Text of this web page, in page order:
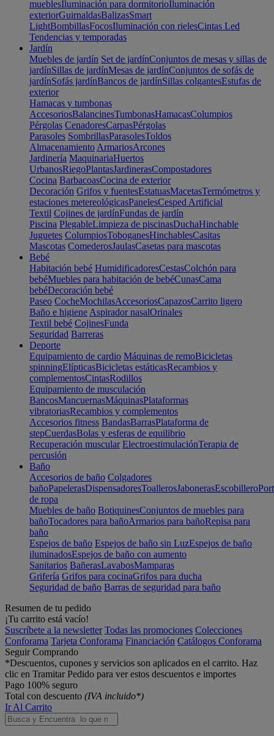
mueblesIluminación para dormitorioIluminación
exteriorGuirnaldasBalizasSmart
LightBombillasFocosIluminación con rielesCintas Led
Tendencias y temporadas
Jardín
Muebles de jardín Set de jardínConjuntos de mesas y sillas de
jardínSillas de jardínMesas de jardínConjuntos de sofás de
jardínSofás jardínBancos de jardínSillas colgantesEstufas de
exterior
Hamacas y tumbonas
AccesoriosBalancinesTumbonasHamacasColumpios
Pérgolas CenadoresCarpasPérgolas
Parasoles SombrillasParasolesToldos
Almacenamiento ArmariosArcones
Jardinería MaquinariaHuertos
UrbanosRiegoPlantasJardinerasCompostadores
Cocina BarbacoasCocina de exterior
Decoración Grifos y fuentesEstatuasMacetasTermómetros y
estaciones metereológicasPanelesCesped Artificial
Textil Cojines de jardínFundas de jardín
Piscina PlegableLimpieza de piscinasDuchaHinchable
Juguetes ColumpiosToboganesHinchablesCasitas
Mascotas ComederosJaulasCasetas para mascotas
Bebé
Habitación bebé HumidificadoresCestasColchón para
bebéMuebles para habitación de bebéCunasCama
bebéDecoración bebé
Paseo CocheMochilasAccesoriosCapazosCarrito ligero
Baño e higiene Aspirador nasalOrinales
Textil bebé CojinesFunda
Seguridad Barreras
Deporte
Equipamiento de cardio Máquinas de remoBicicletas
spinningElípticasBicicletas estáticasRecambios y
complementosCintasRodillos
Equipamiento de musculación
BancosMancuernasMáquinasPlataformas
vibratoriasRecambios y complementos
Accesorios fitness BandasBarrasPlataforma de
stepCuerdasBolas y esferas de equilibrio
Recuperación muscular ElectroestimulaciónTerapia de
percusión
Baño
Accesorios de baño Colgadores
bañoPapelerasDispensadoresToallerosJabonerasEscobillero
de ropa
Muebles de baño BotiquinesConjuntos de muebles para
bañoTocadores para bañoArmarios para bañoRepisa para
baño
Espejos de baño Espejos de baño sin LuzEspejos de baño
iluminadosEspejos de baño con aumento
Sanitarios BañerasLavabosMamparas
Grifería Grifos para cocinaGrifos para ducha
Seguridad de baño Barras de seguridad para baño
Resumen de tu pedido
¡Tu carrito está vacío!
Suscríbete a la newsletter Todas las promociones Colecciones
Conforama Tarjeta Conforama Financiación Catálogos Conforama
Seguir Comprando
*Descuentos, cupones y servicios son aplicados en el carrito. Haz
clic en Tramitar Pedido para ver estos descuentos e importes
Pago 100% seguro
Total con descuento (IVA incluido*)
Ir Al Carrito